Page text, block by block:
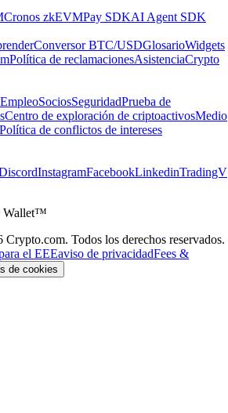
Cronos zkEVMPay SDKAI Agent SDK
Conversor BTC/USDGlosarioWidgets
Política de reclamacionesAsistenciaCrypto
EmpleoSociosSeguridadPrueba de
Centro de exploración de criptoactivosMedio
Política de conflictos de intereses
InstagramFacebookLinkedinTradingV
Wallet™
Todos los derechos reservados.
el EEEaviso de privacidadFees &
de cookies